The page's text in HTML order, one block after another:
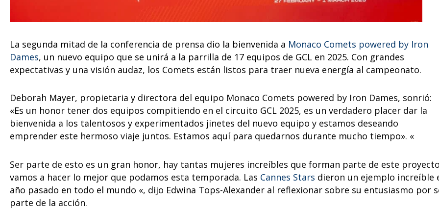
La segunda mitad de la conferencia de prensa dio la bienvenida a Monaco Comets powered by Iron
Dames, un nuevo equipo que se unirá a la parrilla de 17 equipos de GCL en 2025. Con grandes
expectativas y una visión audaz, los Comets están listos para traer nueva energía al campeonato.
Deborah Mayer, propietaria y directora del equipo Monaco Comets powered by Iron Dames, sonrió:
«Es un honor tener dos equipos compitiendo en el circuito GCL 2025, es un verdadero placer dar la
bienvenida a los talentosos y experimentados jinetes del nuevo equipo y estamos deseando
emprender este hermoso viaje juntos. Estamos aquí para quedarnos durante mucho tiempo». «
Ser parte de esto es un gran honor, hay tantas mujeres increíbles que forman parte de este
vamos a hacer lo mejor que podamos esta temporada. Las Cannes Stars dieron un ejemplo increíble
año pasado en todo el mundo «, dijo Edwina Tops-Alexander al reflexionar sobre su entusiasmo por
parte de la acción.